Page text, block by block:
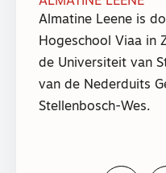
Almatine Leene is
Hogeschool Viaa in
de Universiteit van
van de Nederduits
Stellenbosch-Wes.